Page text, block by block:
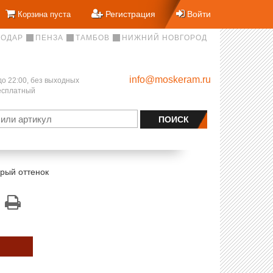
Корзина пуста Регистрация Войти
ПЕНЗА ТАМБОВ
НИЖНИЙ НОВГОРОД
22:00, без выходных
info@moskeram.ru
оттенок